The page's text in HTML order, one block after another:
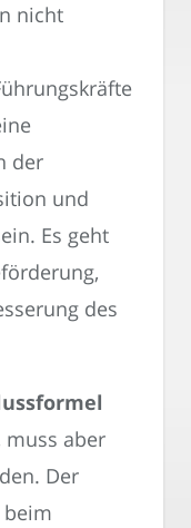
nicht
der
und
Es geht
des
muss aber
Der
beim